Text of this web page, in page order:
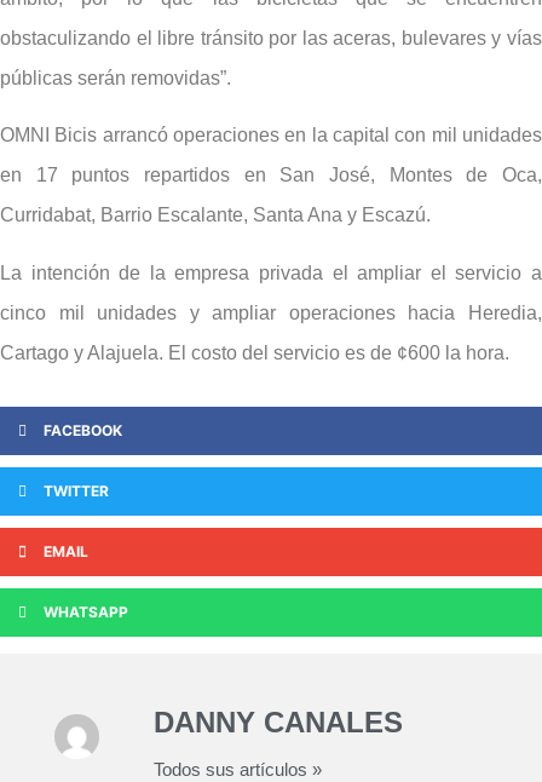
obstaculizando el libre tránsito por las aceras, bulevares y vías
públicas serán removidas”.
OMNI Bicis arrancó operaciones en la capital con mil unidades
en 17 puntos repartidos en San José, Montes de Oca,
Curridabat, Barrio Escalante, Santa Ana y Escazú.
La intención de la empresa privada el ampliar el servicio a
cinco mil unidades y ampliar operaciones hacia Heredia,
Cartago y Alajuela. El costo del servicio es de ¢600 la hora.
FACEBOOK
TWITTER
EMAIL
WHATSAPP
DANNY CANALES
Todos sus artículos »